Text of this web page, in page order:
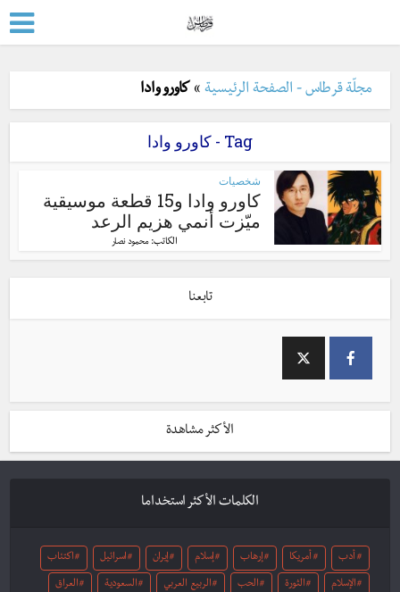
مجلّة قرطاس - الصفحة الرئيسية » كاورو وادا
Tag - كاورو وادا
شخصيات
كاورو وادا و15 قطعة موسيقية
ميّزت أنمي هزيم الرعد
الكاتب:محمود نصار
تابعنا
الأكثر مشاهدة
الكلمات الأكثر استخداما
أدب أمريكا إرهاب إسلام إيران اسرائيل اكتئاب
الإسلام الثورة الحب الربيع العربي السعودية العراق